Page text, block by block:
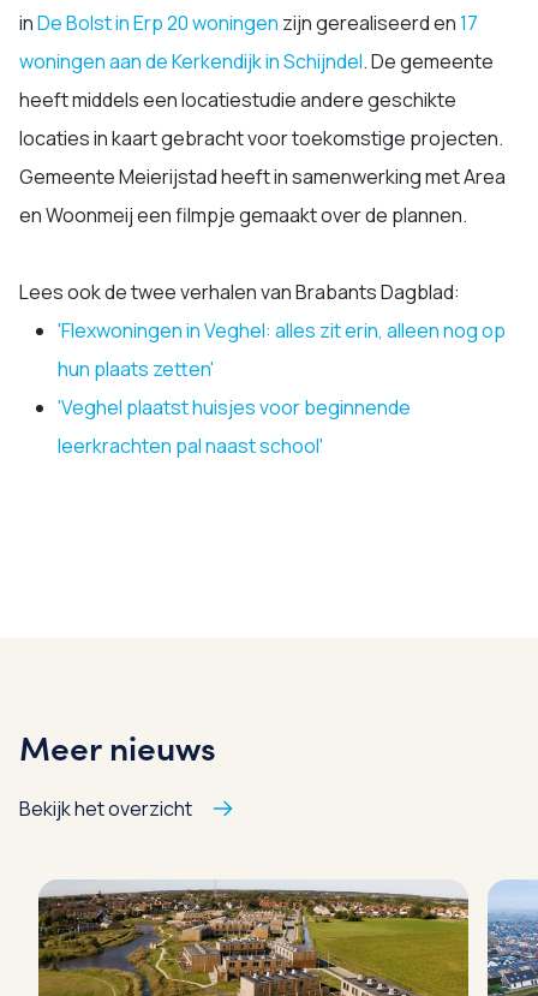
inDe Bolst in Erp 20 woningen zijn gerealiseerd en17
woningen aan de Kerkendijk in Schijndel. De gemeente
heeft middels een locatiestudie andere geschikte
locaties in kaart gebracht voor toekomstige projecten.
Gemeente Meierijstad heeft in samenwerking met Area
en Woonmeij een filmpje gemaakt over de plannen.
Lees ook de twee verhalen van Brabants Dagblad:
'Flexwoningen in Veghel: alles zit erin, alleen nog op
hun plaats zetten'
'Veghel plaatst huisjes voor beginnende
leerkrachten pal naast school'
Meer nieuws
Bekijk het overzicht